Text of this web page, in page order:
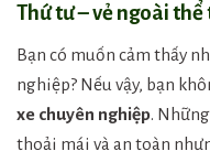
Thứ tư – vẻ ngoài
Bạn có muốn cảm thấy
nghiệp? Nếu vậy, bạn
xe chuyên nghiệp.
thoải mái và an toàn